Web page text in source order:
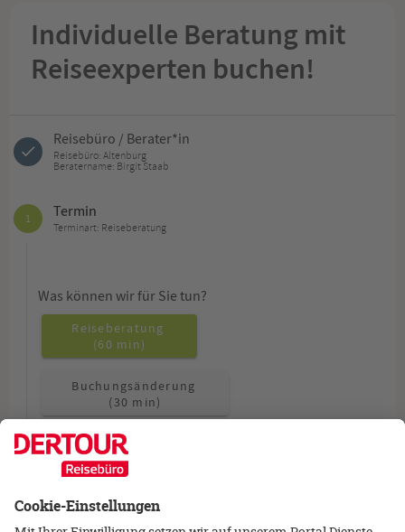
Individuelle Beratung mit
Reiseexperten buchen!
Reisebüro / Berater*in
Reisebüro: Altenburg
Beratername: Birgit Staab
1 Termin
Terminart: Reiseberatung
Was können wir für Sie tun?
Reiseberatung
(60 min)
Buchungsänderung
(30 min)
Allgemeine Fragen
(15 min)
Wie möchten Sie beraten werden?